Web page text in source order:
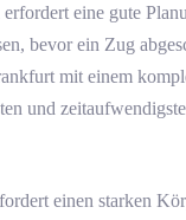
eine gute
bevor ein Zug
mit einem
und
einen starken